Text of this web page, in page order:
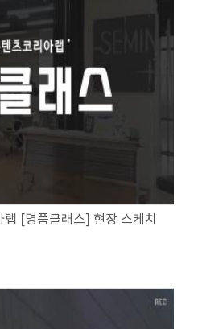
[명품클래스] 현장 스케치